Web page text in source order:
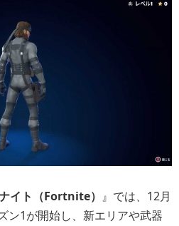
イト（Fortnite） 』では、12月
ン1が開始し、新エリアや武器